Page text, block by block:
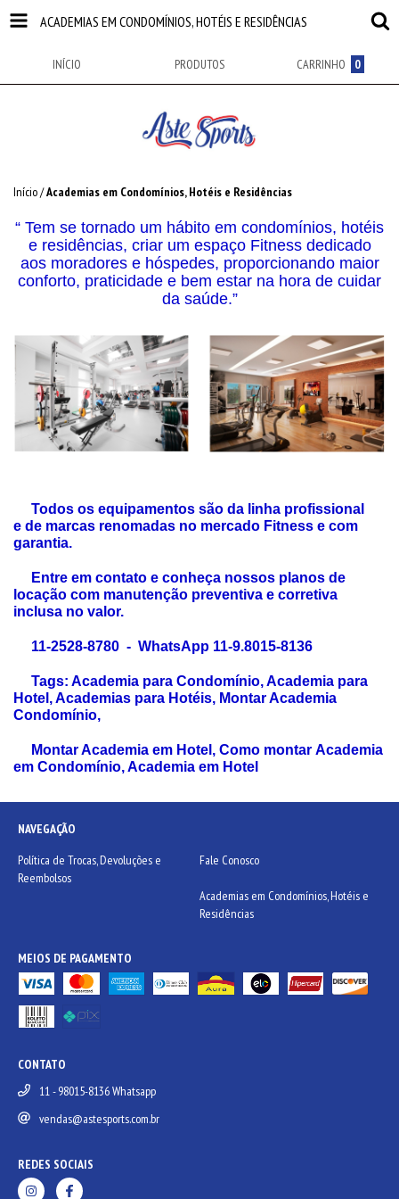
ACADEMIAS EM CONDOMÍNIOS, HOTÉIS E RESIDÊNCIAS
INÍCIO PRODUTOS CARRINHO 0
Início/Academias em Condomínios, Hotéis e Residências
“ Tem se tornado um hábito em condomínios, hotéis
e residências, criar um espaço Fitness dedicado
aos moradores e hóspedes, proporcionando maior
conforto, praticidade e bem estar na hora de cuidar
da saúde.”
Todos os equipamentos são da linha profissional
e de marcas renomadas no mercado Fitness e com
garantia.
Entre em contato e conheça nossos planos de
locação com manutenção preventiva e corretiva
inclusa no valor.
11-2528-8780 - WhatsApp 11-9.8015-8136
Tags: Academia para Condomínio, Academia para
Hotel, Academias para Hotéis, Montar Academia
Condomínio,
Montar Academia em Hotel, Como montar Academia
em Condomínio, Academia em Hotel
NAVEGAÇÃO
Política de Trocas, Devoluções e
Reembolsos
Fale Conosco
Academias em Condomínios, Hotéis e
Residências
MEIOS DE PAGAMENTO
CONTATO
11 - 98015-8136 Whatsapp
vendas@astesports.com.br
REDES SOCIAIS